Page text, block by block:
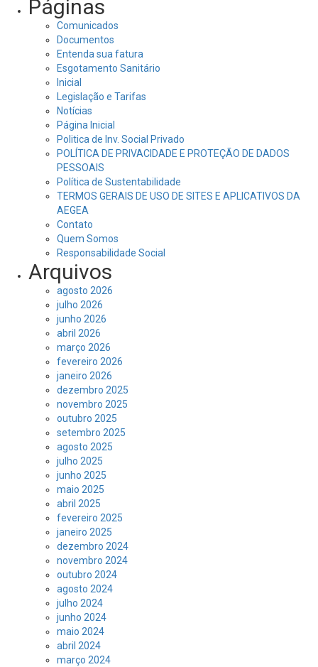
Páginas
Comunicados
Documentos
Entenda sua fatura
Esgotamento Sanitário
Inicial
Legislação e Tarifas
Notícias
Página Inicial
Politica de Inv. Social Privado
POLÍTICA DE PRIVACIDADE E PROTEÇÃO DE DADOS
PESSOAIS
Política de Sustentabilidade
TERMOS GERAIS DE USO DE SITES E APLICATIVOS DA
AEGEA
Contato
Quem Somos
Responsabilidade Social
Arquivos
agosto 2026
julho 2026
junho 2026
abril 2026
março 2026
fevereiro 2026
janeiro 2026
dezembro 2025
novembro 2025
outubro 2025
setembro 2025
agosto 2025
julho 2025
junho 2025
maio 2025
abril 2025
fevereiro 2025
janeiro 2025
dezembro 2024
novembro 2024
outubro 2024
agosto 2024
julho 2024
junho 2024
maio 2024
abril 2024
março 2024